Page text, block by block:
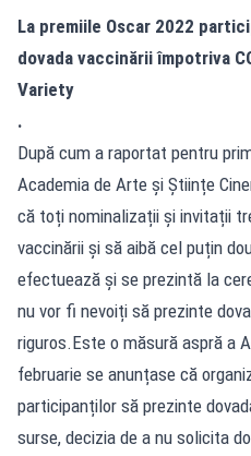
La premiile Oscar 2022
dovada vaccinării împotriva
Variety
.
După cum a raportat pentru
Academia de Arte și Științe
că toți nominalizații și invitații
vaccinării și să aibă cel puțin
efectuează și se prezintă la
nu vor fi nevoiți să prezinte
riguros.Este o măsură aspră a
februarie se anunțase că
participanților să prezinte
surse, decizia de a nu solicita